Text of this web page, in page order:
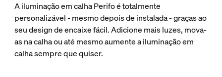
A iluminação em calha Perifo é totalmente
personalizável - mesmo depois de instalada - graças ao
seu design de encaixe fácil. Adicione mais luzes, mova-
as na calha ou até mesmo aumente a iluminação em
calha sempre que quiser.